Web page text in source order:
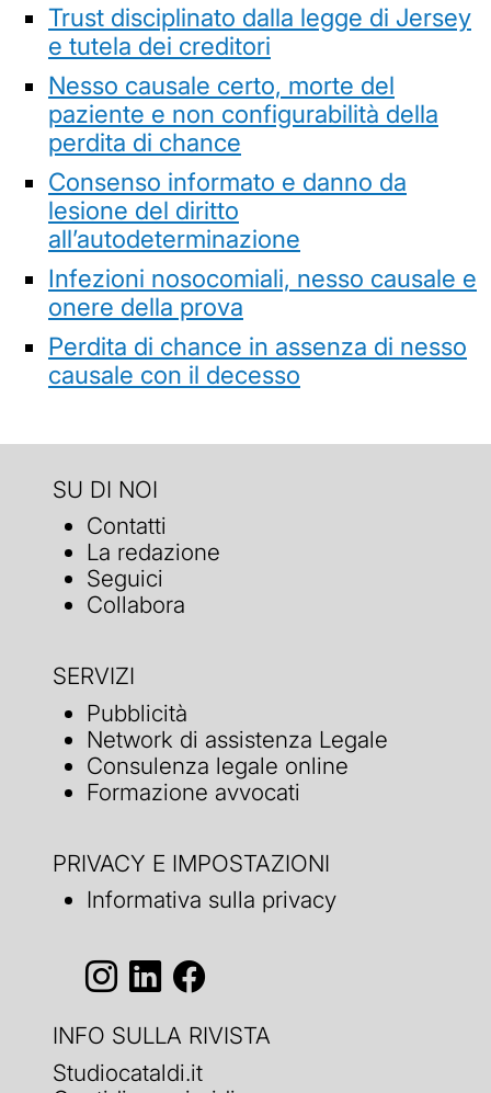
Trust disciplinato dalla legge di Jersey
e tutela dei creditori
Nesso causale certo, morte del
paziente e non configurabilità della
perdita di chance
Consenso informato e danno da
lesione del diritto
all’autodeterminazione
Infezioni nosocomiali, nesso causale e
onere della prova
Perdita di chance in assenza di nesso
causale con il decesso
SU DI NOI
Contatti
La redazione
Seguici
Collabora
SERVIZI
Pubblicità
Network di assistenza Legale
Consulenza legale online
Formazione avvocati
PRIVACY E IMPOSTAZIONI
Informativa sulla privacy
INFO SULLA RIVISTA
Studiocataldi.it